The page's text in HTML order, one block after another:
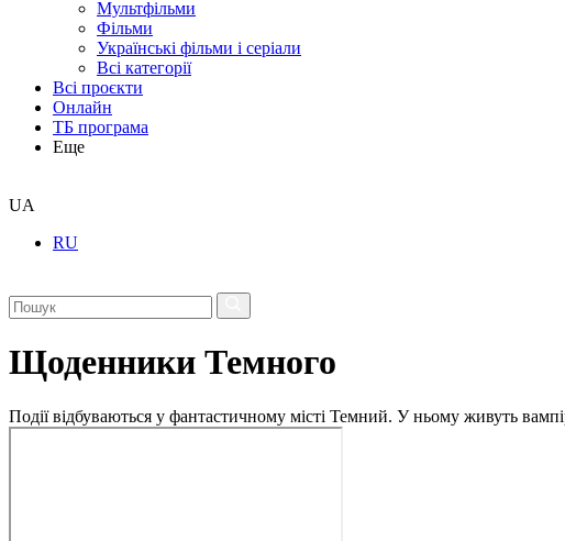
Мультфільми
Фільми
Українські фільми і серіали
Всі категорії
Всі проєкти
Онлайн
ТБ програма
Еще
UA
RU
Щоденники Темного
Події відбуваються у фантастичному місті Темний. У ньому живуть